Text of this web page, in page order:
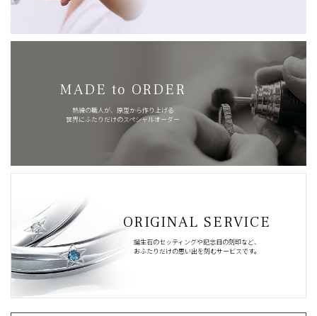
MADE to ORDER
熟練の職人が、原型から作り上げる
世界にふたりだけのスペシャルオーダー
ORIGINAL SERVICE
誕生石のセッティングや記念日の刻印など、
おふたりだけの思い出を刻むサービスです。